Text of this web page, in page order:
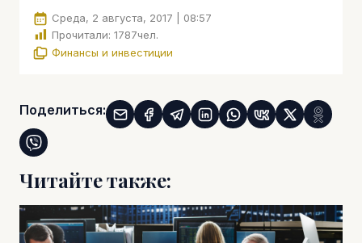
Среда, 2 августа, 2017 | 08:57
Прочитали: 1787чел.
Финансы и инвестиции
Поделиться:
Читайте также: